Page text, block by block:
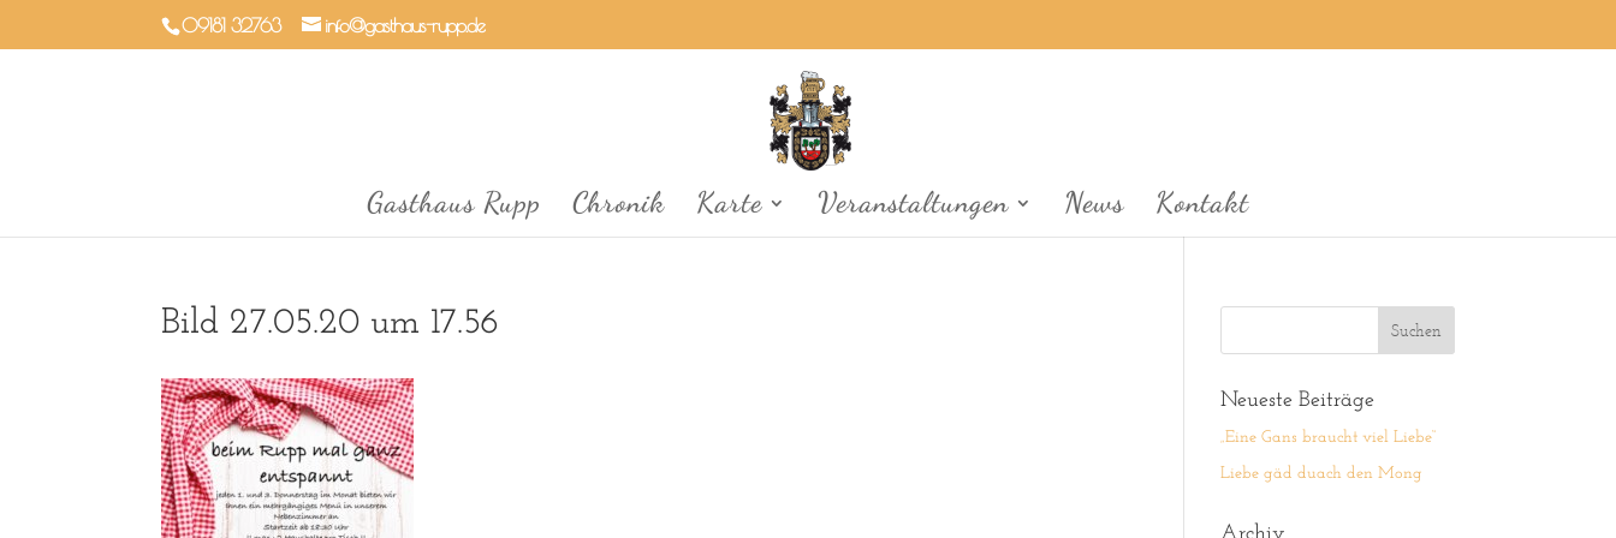
09181 32763 info@gasthaus-rupp.de
Gasthaus Rupp Chronik Karte Veranstaltungen News Kontakt
Bild 27.05.20 um 17.56
Neueste Beiträge
„Eine Gans braucht viel Liebe“
Liebe gäd duach den Mong